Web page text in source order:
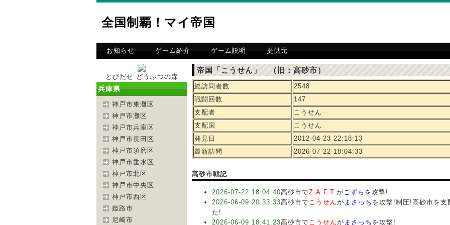
全国制覇！マイ帝国
お知らせ ゲーム紹介 ゲーム説明 提供元
とびだせ どうぶつの森
兵庫県
神戸市東灘区
神戸市灘区
神戸市兵庫区
神戸市長田区
神戸市須磨区
神戸市垂水区
神戸市北区
神戸市中央区
神戸市西区
姫路市
尼崎市
帝国「こうせん」 （旧：高砂市）
総訪問者数
2548
戦闘回数
147
支配者
こうせん
支配国
こうせん
発見日
2012-04-23 22:18:13
最新訪問
2026-07-22 18:04:33
高砂市戦記
2026-07-22 18:04:40高砂市でZ.A.F.T.がこずら を攻撃!
2026-06-09 20:33:33高砂市でこうせんが まさっち を攻撃!制圧!高砂市を支
た!
2026-06-09 18:41:23高砂市でこうせんが まさっち を攻撃!